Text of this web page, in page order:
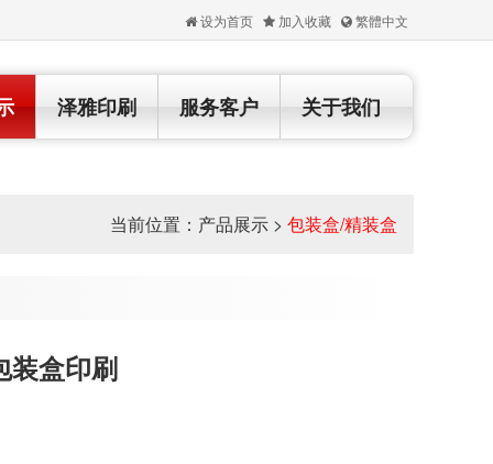
设为首页 加入收藏 繁體中文
关于我们
服务客户
泽雅印刷
当前位置： 产品展示 > 包装盒/精装盒
装盒印刷